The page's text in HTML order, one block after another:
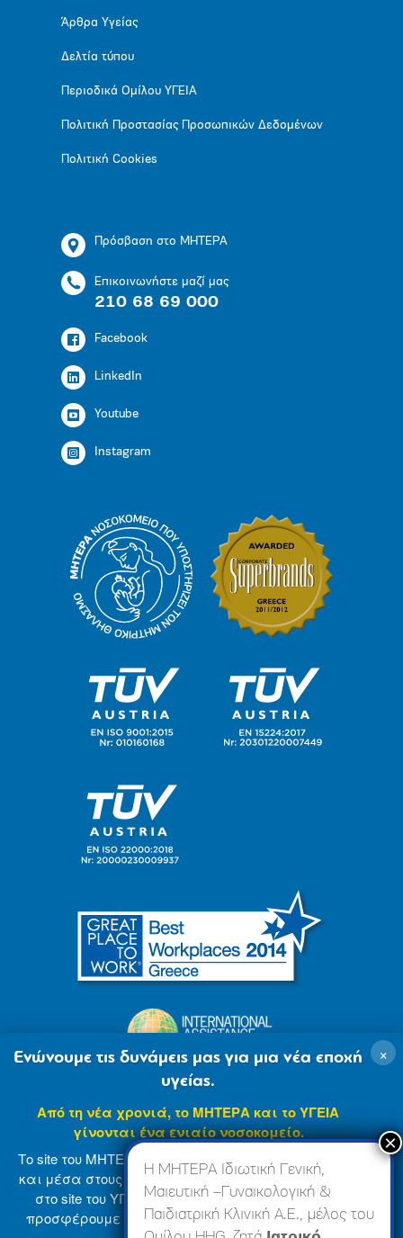
Άρθρα Υγείας
Δελτία τύπου
Περιοδικά Ομίλου ΥΓΕΙΑ
Πολιτική Προστασίας Προσωπικών Δεδομένων
Πολιτική Cookies
Πρόσβαση στο ΜΗΤΕΡΑ
Επικοινωνήστε μαζί μας
210 68 69 000
Facebook
LinkedIn
Youtube
Instagram
© 2007-2024 ΜΗΤΕΡΑ Α.Ε Όροι Χρήσης
Η ΜΗΤΕΡΑ Ιδιωτική Γενική,
Μαιευτική –Γυναικολογική &
Παιδιατρική Κλινική Α.Ε., μέλος του
×
Ενώνουμε τις δυνάμεις μας για μια νέα εποχή
υγείας.
Από τη νέα χρονιά, το ΜΗΤΕΡΑ και το ΥΓΕΙΑ
γίνονται ένα ενιαίο νοσοκομείο.
Το site του ΜΗΤΕΡΑ βρίσκεται σε φάση ανανέωσης
και μέσα στους επόμενους μήνες θα ενσωματωθεί
στο site του ΥΓΕΙΑ (www.hygeia.gr), ώστε να σας
προσφέρουμε μια πιο ολοκληρωμένη και ενιαία